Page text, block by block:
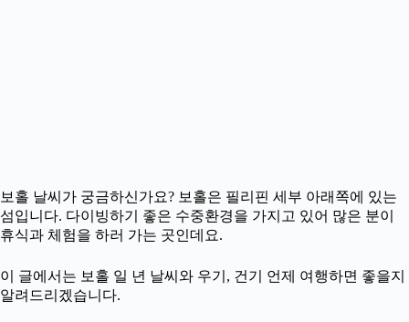
보홀 날씨가 궁금하신가요? 보홀은 필리핀 세부 아래쪽에 있는
섬입니다. 다이빙하기 좋은 수중환경을 가지고 있어 많은 분이
휴식과 체험을 하러 가는 곳인데요.
이 글에서는 보홀 일 년 날씨와 우기, 건기 언제 여행하면 좋을지
알려드리겠습니다.